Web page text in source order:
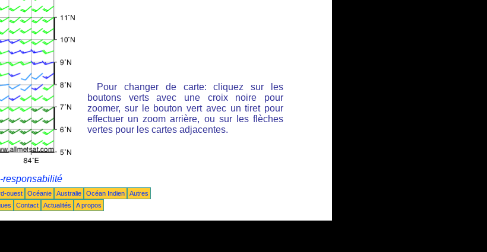
Pour changer de carte: cliquez sur les
boutons verts avec une croix noire pour
zoomer, sur le bouton vert avec un tiret pour
effectuer un zoom arrière, ou sur les flèches
vertes pour les cartes adjacentes.
responsabilité
ouest Océanie Australie Océan Indien
Autres
Contact Actualités A propos